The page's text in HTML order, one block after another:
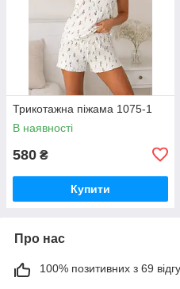
Трикотажна піжама 1075-1
В наявності
580 ₴
Купити
Про нас
100% позитивних з 69